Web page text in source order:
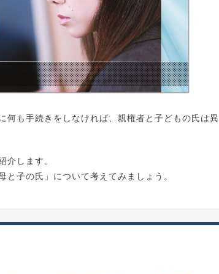
何も手続きをしなければ、親権者と子どもの氏は異
介します。
子の氏」について考えてみましょう。